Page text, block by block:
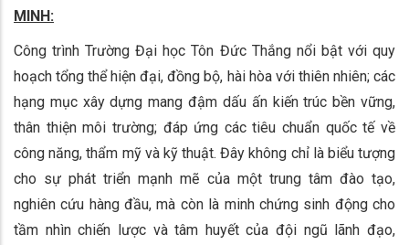
MINH:
Công trình Trường Đại học Tôn Đức Thắng nổi bật với quy
hoạch tổng thể hiện đại, đồng bộ, hài hòa với thiên nhiên; các
hạng mục xây dựng mang đậm dấu ấn kiến trúc bền vững,
thân thiện môi trường; đáp ứng các tiêu chuẩn quốc tế về
công năng, thẩm mỹ và kỹ thuật. Đây không chỉ là biểu tượng
cho sự phát triển mạnh mẽ của một trung tâm đào tạo,
nghiên cứu hàng đầu, mà còn là minh chứng sinh động cho
tầm nhìn chiến lược và tâm huyết của đội ngũ lãnh đạo,